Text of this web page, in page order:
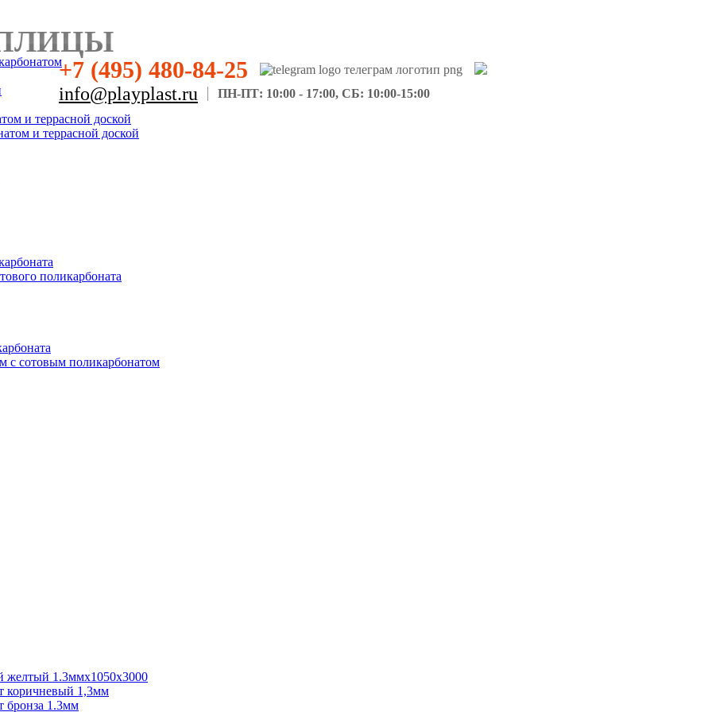
+7 (495) 480-84-25
info@playplast.ru ПН-ПТ: 10:00 - 17:00, СБ: 10:00-15:00
и террасной доской
и террасной доской
поликарбоната
с сотовым поликарбонатом
желтый 1.3ммх1050х3000
коричневый 1,3мм
бронза 1.3мм